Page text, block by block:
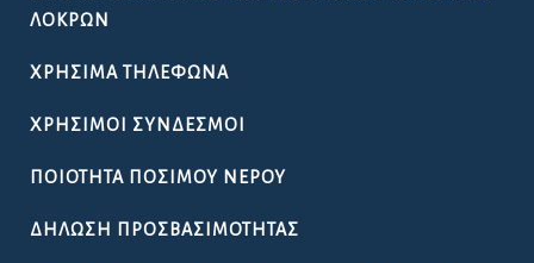
ΛΟΚΡΏΝ
ΧΡΉΣΙΜΑ ΤΗΛΈΦΩΝΑ
ΧΡΉΣΙΜΟΙ ΣΎΝΔΕΣΜΟΙ
ΠΟΙΌΤΗΤΑ ΠΌΣΙΜΟΥ ΝΕΡΟΎ
ΔΉΛΩΣΗ ΠΡΟΣΒΑΣΙΜΌΤΗΤΑΣ